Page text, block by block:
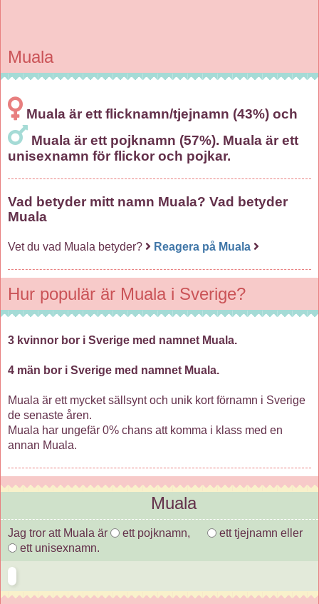
Muala
Muala är ett flicknamn/tjejnamn (43%) och
Muala är ett pojknamn (57%). Muala är ett
unisexnamn för flickor och pojkar.
Vad betyder mitt namn Muala? Vad betyder
Muala
Vet du vad Muala betyder? Reagera på Muala
Hur populär är Muala i Sverige?
3 kvinnor bor i Sverige med namnet Muala.
4 män bor i Sverige med namnet Muala.
Muala är ett mycket sällsynt och unik kort förnamn i Sverige
de senaste åren.
Muala har ungefär 0% chans att komma i klass med en
annan Muala.
Muala
Jag tror att Muala är ett pojknamn,
ett tjejnamn eller
ett unisexnamn.